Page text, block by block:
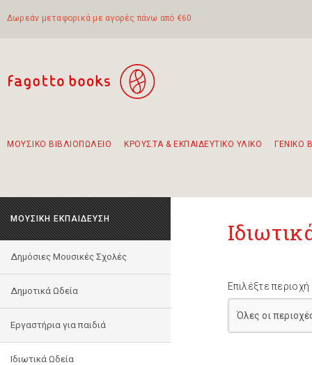
Δωρεάν μεταφορικά με αγορές πάνω από €60
ΜΟΥΣΙΚΟ ΒΙΒΛΙΟΠΩΛΕΙΟ ΚΡΟΥΣΤΑ & ΕΚΠΑΙΔΕΥΤΙΚΟ ΥΛΙΚΟ ΓΕΝΙΚΟ
ΜΟΥΣΙΚΗ ΕΚΠΑΙΔΕΥΣΗ
Δημόσιες Μουσικές Σχολές
Δημοτικά Ωδεία
Εργαστήρια για παιδιά
Ιδιωτικά Ωδεία
Επιλέξτε περιοχή